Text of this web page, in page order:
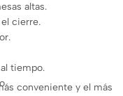
altas.
cierre.
tiempo.
conveniente y el más